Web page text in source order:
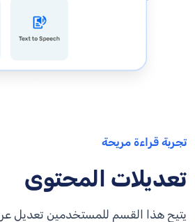
تجربة قراءة مريحة
تعديلات المحتوى
يتيح هذا القسم للمستخدمين